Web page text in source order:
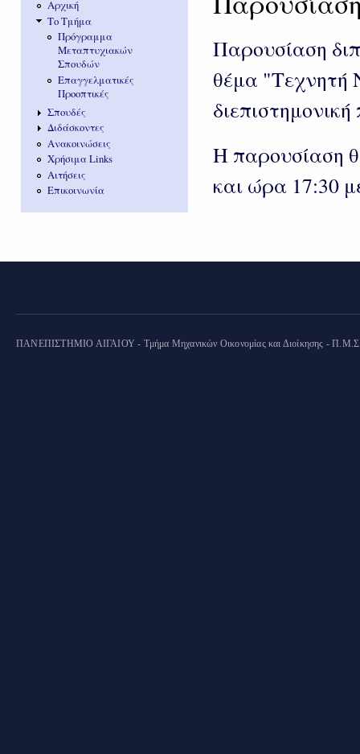
Αρχική
Το Τμήμα
Πρόγραμμα
Μεταπτυχιακών
Σπουδών
Επαγγελματικές
Προοπτικές
Σπουδές
Διδάσκοντες
Ανακοινώσεις
Χρήσιμα Links
Αιτήσεις
Επικοινωνία
Παρουσίαση
θέμα "Τεχνητή
Η παρουσίαση
και ώρα 17:30
ΠΑΝΕΠΙΣΤΗΜΙΟ ΑΙΓΑΙΟΥ - Τμήμα Μηχανικών Οικονομίας και Διοίκησης - Π.Μ.Σ.